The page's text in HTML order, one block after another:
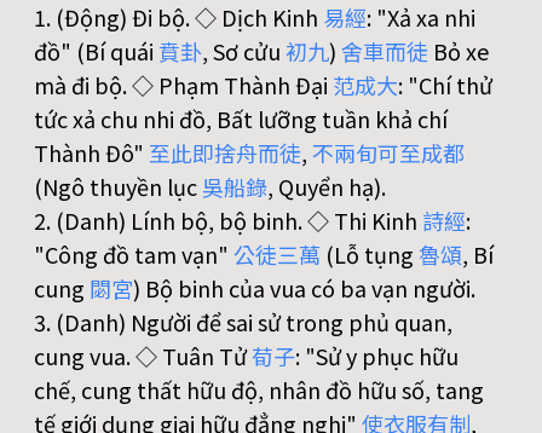
1. (Động) Đi bộ. ◇ Dịch Kinh 易經: "Xả xa nhi
đồ" (Bí quái 賁卦, Sơ cửu初九)舍車而徒 Bỏ xe
mà đi bộ. ◇ Phạm Thành Đại 范成大: "Chí thử
tức xả chu nhi đồ, Bất lưỡng tuần khả chí
Thành Đô" 至此即捨舟而徒,不兩旬可至成都
(Ngô thuyền lục吳船錄, Quyển hạ).
2. (Danh) Lính bộ, bộ binh. ◇ Thi Kinh 詩經:
"Công đồ tam vạn" 公徒三萬 (Lỗ tụng 魯頌, Bí
cung 閟宮) Bộ binh của vua có ba vạn người.
3. (Danh) Người để sai sử trong phủ quan,
cung vua. ◇ Tuân Tử荀子: "Sử y phục hữu
chế, cung thất hữu độ, nhân đồ hữu số, tang
tế giới dụng giai hữu đẳng nghi" 使衣服有制,